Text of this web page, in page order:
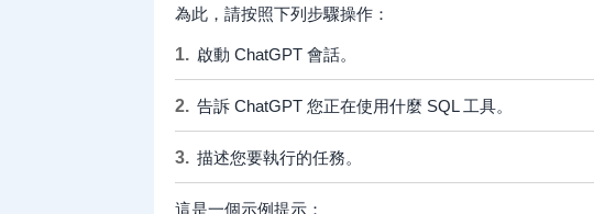
為此，請按照下列步驟操作：
啟動 ChatGPT 會話。
告訴 ChatGPT 您正在使用什麼 SQL 工具。
描述您要執行的任務。
這是一個示例提示：